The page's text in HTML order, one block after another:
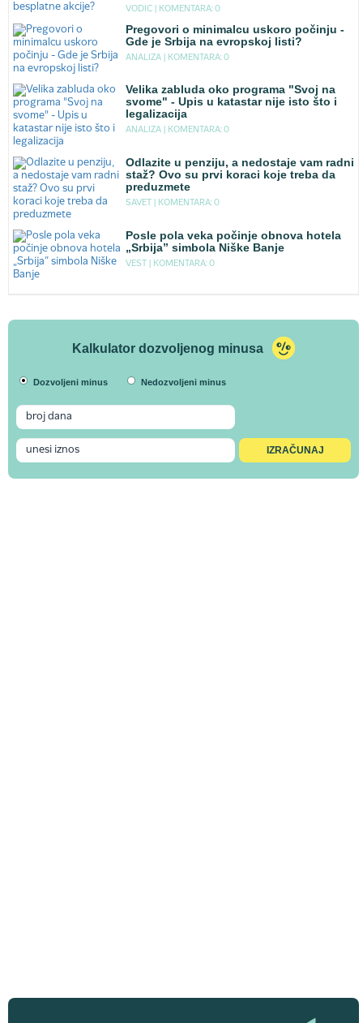
VODIC | KOMENTARA: 0
Pregovori o minimalcu uskoro počinju -
Gde je Srbija na evropskoj listi?
ANALIZA | KOMENTARA: 0
Velika zabluda oko programa "Svoj na
svome" - Upis u katastar nije isto što i
legalizacija
ANALIZA | KOMENTARA: 0
Odlazite u penziju, a nedostaje vam radni
staž? Ovo su prvi koraci koje treba da
preduzmete
SAVET | KOMENTARA: 0
Posle pola veka počinje obnova hotela
„Srbija” simbola Niške Banje
VEST | KOMENTARA: 0
Kalkulator dozvoljenog minusa
Dozvoljeni minus Nedozvoljeni minus